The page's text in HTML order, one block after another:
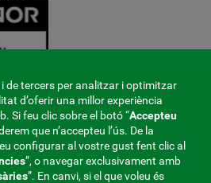
de tercers per analitzar i optimitzar
d’oferir una millor experiència
Si feu clic sobre el botó “Accepteu
que n’accepteu l’ús. De la
configurar al vostre gust fent clic al
”, o navegar exclusivament amb
”. En canvi, si el que voleu és